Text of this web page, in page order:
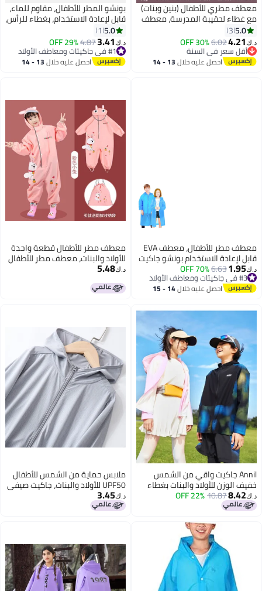
معطف مطري للأطفال (بنين وبنات)
مع غطاء لحقيبة المدرسة، معطف
مطري طويل برسومات كرتونية،
معطف مطري بغطاء رأس، معطف
مطري قابل لإعادة الاستخدام،
مناسب للأنشطة الخارجية مثل
5.0
3
د.ك‏4.21
6.02
30% OFF
أقل سعر في السنة
أقل سعر في السنة
احصل عليه خلال 13 - 14
بونشو المطر للأطفال، مقاوم للماء،
قابل لإعادة الاستخدام، بغطاء للرأس،
مثالي للأولاد والبنات، مثالي
للاستخدام في الهواء الطلق (أزرق)
5.0
1
د.ك‏3.41
4.87
29% OFF
#1 في جاكيتات ومعاطف الأولاد
#1 في جاكيتات ومعاطف الأولاد احصل عليه خلال 13 - 14
معطف مطر للأطفال، معطف EVA
قابل لإعادة الاستخدام بونشو جاكيت
معدات طوارئ للتخييم في الهواء
الطلق والمشي والسفر والمدرسة
د.ك‏1.95
6.63
70% OFF
#3 في جاكيتات ومعاطف الأولاد
#3 في جاكيتات ومعاطف الأولاد احصل عليه خلال 14 - 15
معطف مطر للأطفال قطعة واحدة
للأولاد والبنات، معطف مطر للأطفال
في رياض الأطفال، بونشو مقاوم
للمطر، ملابس مطر للطلاب، بدلة
معطف مطر وسروال مطر
د.ك‏5.48
Annil جاكيت واقي من الشمس
خفيف الوزن للأولاد والبنات بغطاء
رأس قابل للتمدد في الربيع/الخريف،
تنفس وناعم
د.ك‏8.42
10.87
22% OFF
ملابس حماية من الشمس للأطفال
UPF50 للأولاد والبنات، جاكيت صيفي
رقيق من حرير الثلج مضاد للأشعة
فوق البنفسجية قابل للتنفس
د.ك‏3.45